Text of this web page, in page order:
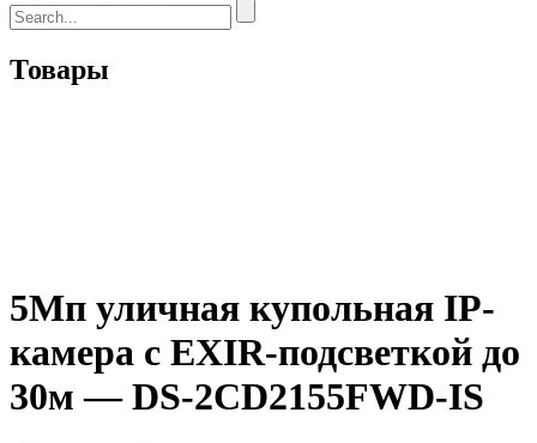
Товары
5Мп уличная купольная IP-
камера с EXIR-подсветкой до
30м — DS-2CD2155FWD-IS